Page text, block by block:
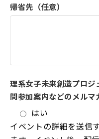
帰省先（任意）
理系女子未来創造プロ
問参加案内などのメルマ
はい
イベントの詳細を送信